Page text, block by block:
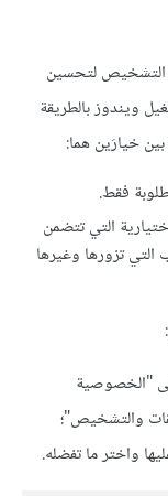
التشخيص لتحسين
ويندوز بالطريقة
خيارَين هما:
فقط.
التي تتضمن
تزورها وغيرها
"الخصوصية
والتشخيص"؛
واختر ما تفضله.